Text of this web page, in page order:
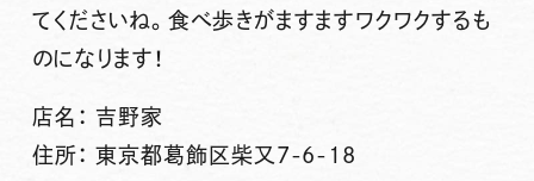
てくださいね。食べ歩きがますますワクワクするも
のになります！
店名： 吉野家
住所： 東京都葛飾区柴又7-6-18